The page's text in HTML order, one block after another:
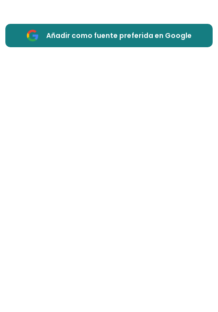
Añadir como fuente preferida en Google